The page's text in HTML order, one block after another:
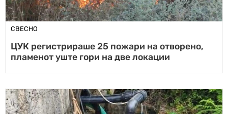
СВЕСНО
ЦУК регистрираше 25 пожари на отворено,
пламенот уште гори на две локации